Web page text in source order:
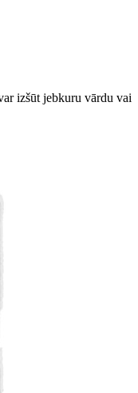
izšūt jebkuru vārdu vai